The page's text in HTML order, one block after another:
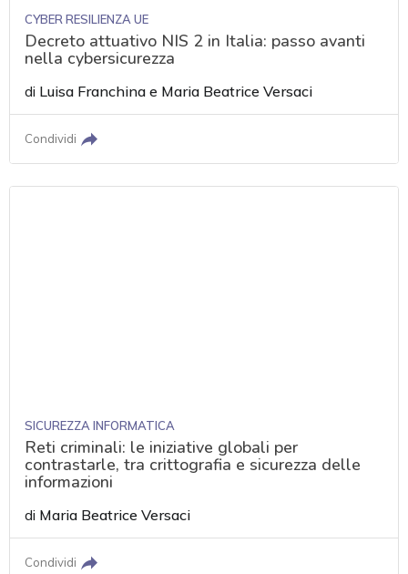
CYBER RESILIENZA UE
Decreto attuativo NIS 2 in Italia: passo avanti
nella cybersicurezza
di Luisa Franchina e Maria Beatrice Versaci
Condividi
SICUREZZA INFORMATICA
Reti criminali: le iniziative globali per
contrastarle, tra crittografia e sicurezza delle
informazioni
di Maria Beatrice Versaci
Condividi